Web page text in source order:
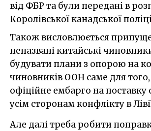
від ФБР та були передані в
Королівської канадської
Також висловлюється
неназвані китайські
будувати плани з опорою на
чиновників ООН саме для
офіційне ембарго на поставку
усім сторонам конфлікту в
Але далі треба робити